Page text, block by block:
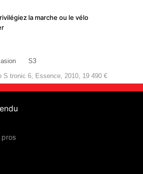
la marche ou le vélo
S3
S tronic 6, Essence, 2010, 19 490 €
pros